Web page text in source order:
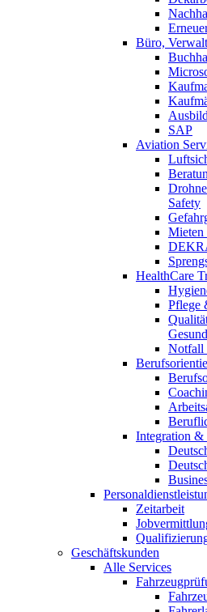
Büro,
SAP
Aviation
Safety
Mieten
HealthCare
Pflege
Notfall
Integration &
Zeitarbeit
Geschäftskunden
Alle Services